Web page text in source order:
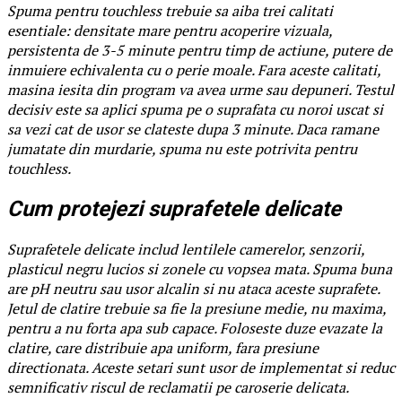
Spuma pentru touchless trebuie sa aiba trei calitati
esentiale: densitate mare pentru acoperire vizuala,
persistenta de 3-5 minute pentru timp de actiune, putere de
inmuiere echivalenta cu o perie moale. Fara aceste calitati,
masina iesita din program va avea urme sau depuneri. Testul
decisiv este sa aplici spuma pe o suprafata cu noroi uscat si
sa vezi cat de usor se clateste dupa 3 minute. Daca ramane
jumatate din murdarie, spuma nu este potrivita pentru
touchless.
Cum protejezi suprafetele delicate
Suprafetele delicate includ lentilele camerelor, senzorii,
plasticul negru lucios si zonele cu vopsea mata. Spuma buna
are pH neutru sau usor alcalin si nu ataca aceste suprafete.
Jetul de clatire trebuie sa fie la presiune medie, nu maxima,
pentru a nu forta apa sub capace. Foloseste duze evazate la
clatire, care distribuie apa uniform, fara presiune
directionata. Aceste setari sunt usor de implementat si reduc
semnificativ riscul de reclamatii pe caroserie delicata.